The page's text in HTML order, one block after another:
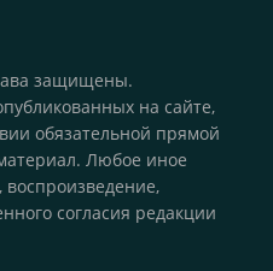
защищены.
на сайте,
обязательной прямой
Любое иное
воспроизведение,
согласия редакции